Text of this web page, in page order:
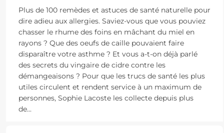
Plus de 100 remèdes et astuces de santé naturelle pour
dire adieu aux allergies. Saviez-vous que vous pouviez
chasser le rhume des foins en mâchant du miel en
rayons ? Que des oeufs de caille pouvaient faire
disparaître votre asthme ? Et vous a-t-on déjà parlé
des secrets du vingaire de cidre contre les
démangeaisons ? Pour que les trucs de santé les plus
utiles circulent et rendent service à un maximum de
personnes, Sophie Lacoste les collecte depuis plus
de...